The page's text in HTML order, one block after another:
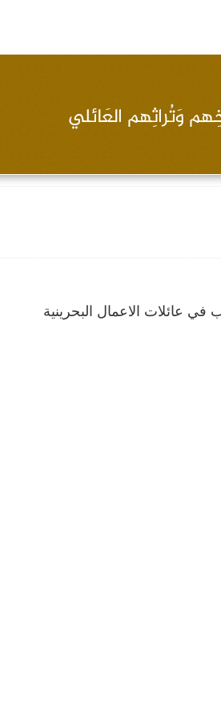
عائلات الاعمال البحرينية